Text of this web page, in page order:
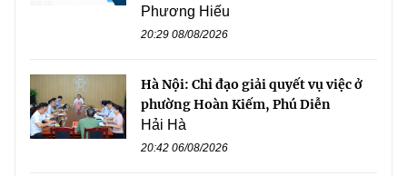
Phương Hiếu
20:29 08/08/2026
Hà Nội: Chỉ đạo giải quyết vụ việc ở
phường Hoàn Kiếm, Phú Diễn
Hải Hà
20:42 06/08/2026